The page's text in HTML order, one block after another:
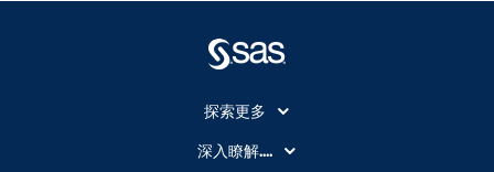
探索更多
About SAS
深入瞭解....